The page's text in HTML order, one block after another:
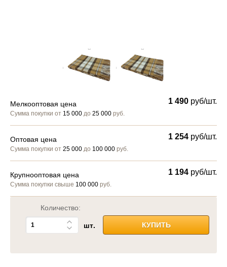
Мелкооптовая цена
Сумма покупки от 15 000 до 25 000 руб.
1 490 руб/шт.
Оптовая цена
Сумма покупки от 25 000 до 100 000 руб.
1 254 руб/шт.
Крупнооптовая цена
Сумма покупки свыше 100 000 руб.
1 194 руб/шт.
Количество:
шт. КУПИТЬ